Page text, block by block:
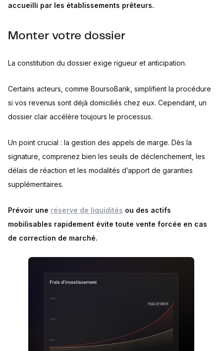
accueilli par les établissements prêteurs.
Monter votre dossier
La constitution du dossier exige rigueur et anticipation.
Certains acteurs, comme BoursoBank, simplifient la procédure
si vos revenus sont déjà domiciliés chez eux. Cependant, un
dossier clair accélère toujours le processus.
Un point crucial : la gestion des appels de marge. Dès la
signature, comprenez bien les seuils de déclenchement, les
délais de réaction et les modalités d’apport de garanties
supplémentaires.
Prévoir une réserve de liquidités ou des actifs
mobilisables rapidement évite toute vente forcée en cas
de correction de marché.